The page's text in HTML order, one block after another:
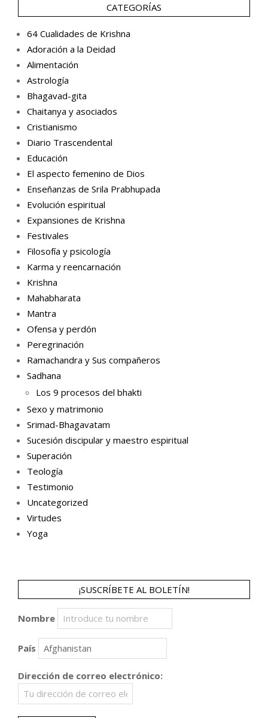
CATEGORÍAS
64 Cualidades de Krishna
Adoración a la Deidad
Alimentación
Astrología
Bhagavad-gita
Chaitanya y asociados
Cristianismo
Diario Trascendental
Educación
El aspecto femenino de Dios
Enseñanzas de Srila Prabhupada
Evolución espiritual
Expansiones de Krishna
Festivales
Filosofía y psicología
Karma y reencarnación
Krishna
Mahabharata
Mantra
Ofensa y perdón
Peregrinación
Ramachandra y Sus compañeros
Sadhana
Los 9 procesos del bhakti
Sexo y matrimonio
Srimad-Bhagavatam
Sucesión discipular y maestro espiritual
Superación
Teología
Testimonio
Uncategorized
Virtudes
Yoga
¡SUSCRÍBETE AL BOLETÍN!
Nombre
País
Dirección de correo electrónico: